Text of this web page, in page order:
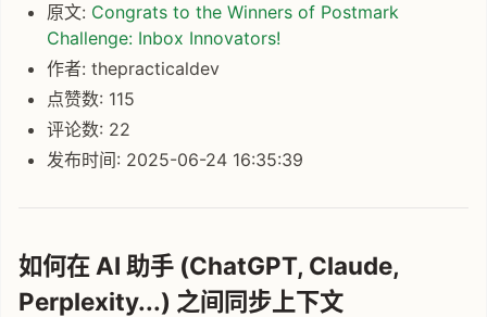
原文: Congrats to the Winners of Postmark
Challenge: Inbox Innovators!
作者: thepracticaldev
点赞数: 115
评论数: 22
发布时间: 2025-06-24 16:35:39
如何在 AI 助手 (ChatGPT, Claude,
Perplexity...) 之间同步上下文